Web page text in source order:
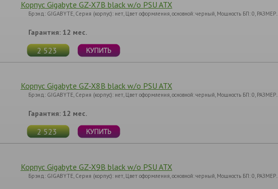
Корпус Gigabyte GZ-X7B black w/o PSU ATX
Брэнд: GIGABYTE, Серия (корпус): нет, Цвет оформления, основной: черный, Мощность БП: 0, РАЗМЕР…
Гарантия: 12 мес.
2 523
Корпус Gigabyte GZ-X8B black w/o PSU ATX
Брэнд: GIGABYTE, Серия (корпус): нет, Цвет оформления, основной: черный, Мощность БП: 0, РАЗМЕР…
Гарантия: 12 мес.
2 523
Корпус Gigabyte GZ-X9B black w/o PSU ATX
Брэнд: GIGABYTE, Серия (корпус): нет, Цвет оформления, основной: черный, Мощность БП: 0, РАЗМЕР…